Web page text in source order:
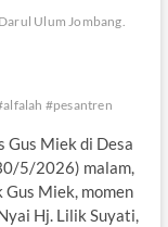
Ulum Jombang.
#pesantren
Gus Miek di Desa
5/2026) malam,
Miek, momen
Hj. Lilik Suyati,